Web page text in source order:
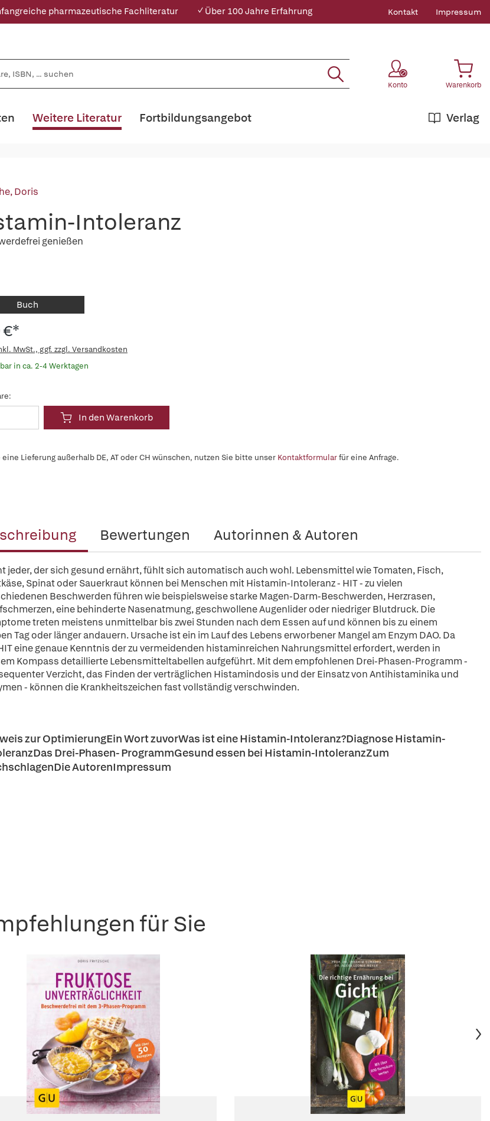
pharmazeutische Fachliteratur ✓ Über 100 Jahre Erfahrung Kontakt Impressum
Konto Warenkorb
Weitere Literatur Verlag
Fortbildungsangebot
Doris
Intoleranz
genießen
Buch
€*
MwSt., ggf. zzgl. Versandkosten
in ca. 2-4 Werktagen
In den Warenkorb
eine Lieferung außerhalb DE, AT oder CH wünschen, nutzen Sie bitte unser Kontaktformularfür eine Anfrage.
Bewertungen Autorinnen & Autoren
jeder, der sich gesund ernährt, fühlt sich automatisch auch wohl. Lebensmittel wie Tomaten, Fisch,
Spinat oder Sauerkraut können bei Menschen mit Histamin-Intoleranz - HIT - zu vielen
Beschwerden führen wie beispielsweise starke Magen-Darm-Beschwerden, Herzrasen,
eine behinderte Nasenatmung, geschwollene Augenlider oder niedriger Blutdruck. Die
treten meistens unmittelbar bis zwei Stunden nach dem Essen auf und können bis zu einem
Tag oder länger andauern. Ursache ist ein im Lauf des Lebens erworbener Mangel am Enzym DAO. Da
eine genaue Kenntnis der zu vermeidenden histaminreichen Nahrungsmittel erfordert, werden in
Kompass detaillierte Lebensmitteltabellen aufgeführt. Mit dem empfohlenen Drei-Phasen-Programm -
Verzicht, das Finden der verträglichen Histamindosis und der Einsatz von Antihistaminika und
- können die Krankheitszeichen fast vollständig verschwinden.
zur OptimierungEin Wort zuvorWas ist eine Histamin-Intoleranz?Diagnose Histamin-
Drei-Phasen- ProgrammGesund essen bei Histamin-IntoleranzZum
AutorenImpressum
für Sie